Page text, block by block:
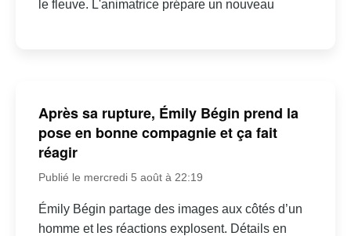
le fleuve. L'animatrice prépare un nouveau
Après sa rupture, Émily Bégin prend la
pose en bonne compagnie et ça fait
réagir
Publié le mercredi 5 août à 22:19
Émily Bégin partage des images aux côtés d’un
homme et les réactions explosent. Détails en